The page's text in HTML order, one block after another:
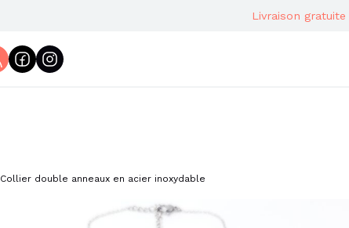
Livraison gratuite
Collier double anneaux en acier inoxydable